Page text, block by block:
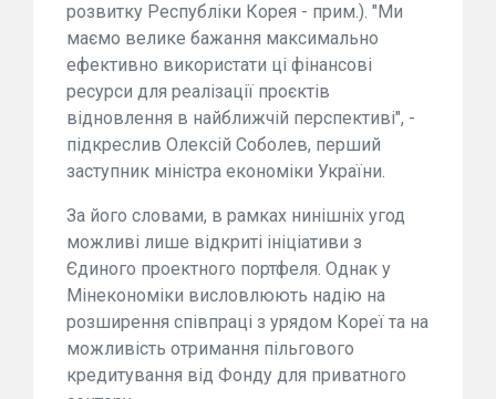
розвитку Республіки Корея - прим.). "Ми
маємо велике бажання максимально
ефективно використати ці фінансові
ресурси для реалізації проєктів
відновлення в найближчій перспективі", -
підкреслив Олексій Соболев, перший
заступник міністра економіки України.
За його словами, в рамках нинішніх угод
можливі лише відкриті ініціативи з
Єдиного проектного портфеля. Однак у
Мінекономіки висловлюють надію на
розширення співпраці з урядом Кореї та на
можливість отримання пільгового
кредитування від Фонду для приватного